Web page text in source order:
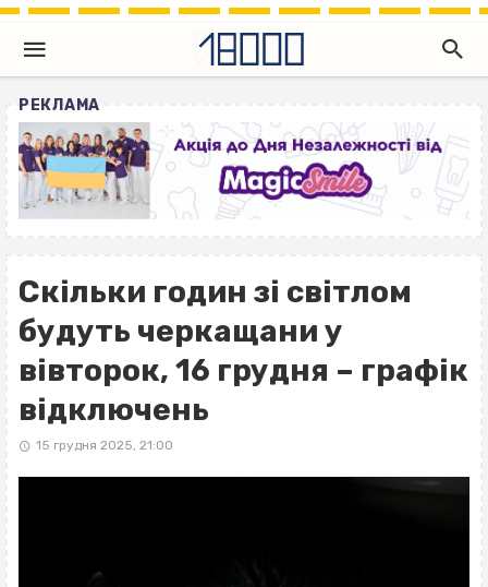
РЕКЛАМА
Скільки годин зі світлом
будуть черкащани у
вівторок, 16 грудня – графік
відключень
15 грудня 2025, 21:00